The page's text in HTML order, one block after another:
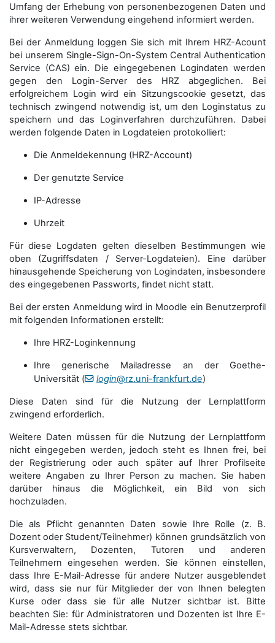
Umfang der Erhebung von personenbezogenen Daten und
ihrer weiteren Verwendung eingehend informiert werden.
Bei der Anmeldung loggen Sie sich mit Ihrem HRZ-Acount
bei unserem Single-Sign-On-System Central Authentication
Service (CAS) ein. Die eingegebenen Logindaten werden
gegen den Login-Server des HRZ abgeglichen. Bei
erfolgreichem Login wird ein Sitzungscookie gesetzt, das
technisch zwingend notwendig ist, um den Loginstatus zu
speichern und das Loginverfahren durchzuführen. Dabei
werden folgende Daten in Logdateien protokolliert:
Die Anmeldekennung (HRZ-Account)
Der genutzte Service
IP-Adresse
Uhrzeit
Für diese Logdaten gelten dieselben Bestimmungen wie
oben (Zugriffsdaten / Server-Logdateien). Eine darüber
hinausgehende Speicherung von Logindaten, insbesondere
des eingegebenen Passworts, findet nicht statt.
Bei der ersten Anmeldung wird in Moodle ein Benutzerprofil
mit folgenden Informationen erstellt:
Ihre HRZ-Loginkennung
Ihre generische Mailadresse an der Goethe-
Universität (
login@rz.uni-frankfurt.de)
Diese Daten sind für die Nutzung der Lernplattform
zwingend erforderlich.
Weitere Daten müssen für die Nutzung der Lernplattform
nicht eingegeben werden, jedoch steht es Ihnen frei, bei
der Registrierung oder auch später auf Ihrer Profilseite
weitere Angaben zu Ihrer Person zu machen. Sie haben
darüber hinaus die Möglichkeit, ein Bild von sich
hochzuladen.
Die als Pflicht genannten Daten sowie Ihre Rolle (z. B.
Dozent oder Student/Teilnehmer) können grundsätzlich von
Kursverwaltern, Dozenten, Tutoren und anderen
Teilnehmern eingesehen werden. Sie können einstellen,
dass Ihre E-Mail-Adresse für andere Nutzer ausgeblendet
wird, dass sie nur für Mitglieder der von Ihnen belegten
Kurse oder dass sie für alle Nutzer sichtbar ist. Bitte
beachten Sie: für Administratoren und Dozenten ist Ihre E-
Mail-Adresse stets sichtbar.